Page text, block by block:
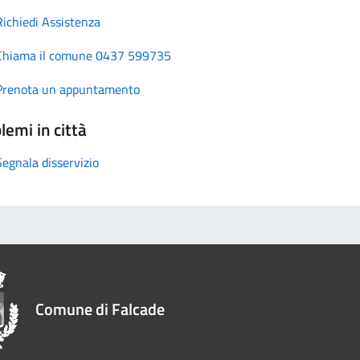
Assistenza
il comune 0437 599735
un appuntamento
in città
disservizio
Comune di Falcade